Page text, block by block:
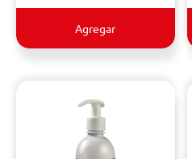
Agregar